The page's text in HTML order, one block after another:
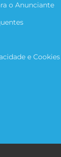
o Anunciante
e Cookies